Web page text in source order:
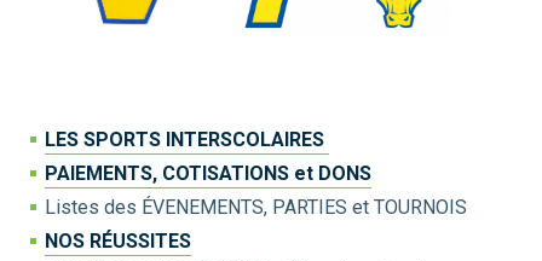
LES SPORTS INTERSCOLAIRES
PAIEMENTS, COTISATIONS et DONS
Listes des ÉVENEMENTS, PARTIES et TOURNOIS
NOS RÉUSSITES